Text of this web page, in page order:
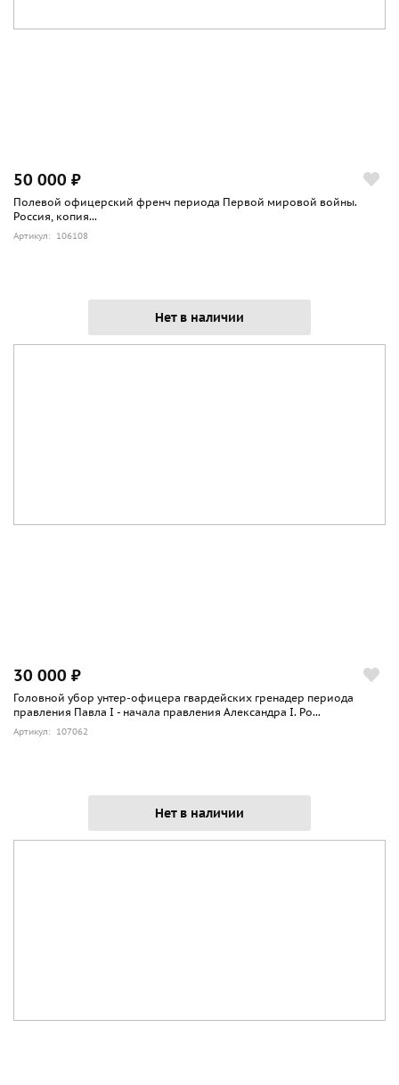
50 000 ₽
Полевой офицерский френч периода Первой мировой войны.
Россия, копия...
Артикул: 106108
Нет в наличии
30 000 ₽
Головной убор унтер-офицера гвардейских гренадер периода
правления Павла I - начала правления Александра I. Ро...
Артикул: 107062
Нет в наличии